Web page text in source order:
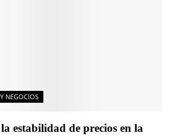
NEGOCIOS
estabilidad de precios en la